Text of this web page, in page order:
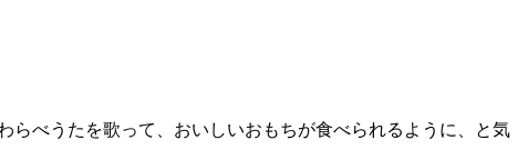
べうたを歌って、おいしいおもちが食べられるように、と気